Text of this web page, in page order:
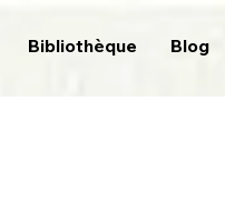
Bibliothèque Blog